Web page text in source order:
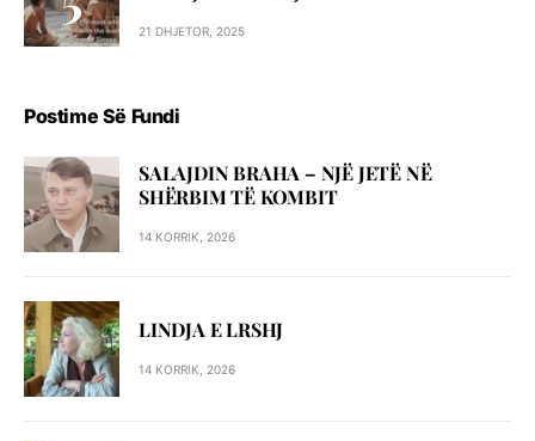
21 DHJETOR, 2025
Postime Së Fundi
SALAJDIN BRAHA – NJЁ JETЁ NЁ
SHЁRBIM TЁ KOMBIT
14 KORRIK, 2026
LINDJA E LRSHJ
14 KORRIK, 2026